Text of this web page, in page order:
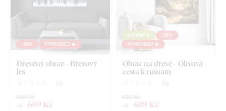
-26% VÝPRODEJ 🔥
Dřevěný obraz - Březový
les
( 0)
od 609 Kč
819 Kč
NOVINKA
-26%
VÝPRODEJ 🔥
Obraz na dřevě - Olivová
cesta k ruinám
( 0)
od 609 Kč
819 Kč